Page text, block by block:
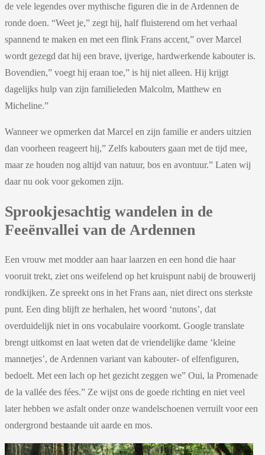
de vele legendes over mythische figuren die in de Ardennen de
ronde doen. “Weet je,” zegt hij, half fluisterend om het verhaal
spannend te maken en met een flink Frans accent,” over Marcel
wordt gezegd dat hij een brave, ijverige, hardwerkende kabouter is.
Bovendien,” voegt hij eraan toe,” is hij niet alleen. Hij krijgt
dagelijks hulp van zijn familieleden Malcolm, Matthew en
Micheline.”
Wanneer we opmerken dat Marcel en zijn familie er anders uitzien
dan voorheen reageert hij,” Zelfs kabouters gaan met de tijd mee,
maar ze houden nog altijd van natuur, bos en avontuur.” Laten wij
daar nu ook voor gekomen zijn.
Sprookjesachtig wandelen in de
Feeënvallei van de Ardennen
Een vrouw met modder aan haar laarzen en een hond die haar
vooruit trekt, ziet ons weifelend op het kruispunt nabij de brouwerij
rondkijken. Ze spreekt ons in het Frans aan, niet direct ons sterkste
punt. Een ding blijft ze herhalen, het woord ‘nutons’, dat
overduidelijk niet in ons vocabulaire voorkomt. Google translate
brengt uitkomst en laat weten dat de vriendelijke dame ‘kleine
mannetjes’, de Ardennen variant van kabouter- of elfenfiguren,
bedoelt. Met een lach op het gezicht zeggen we” Oui, la Promenade
de la vallée des fées.” Ze wijst ons de goede richting en niet veel
later hebben we asfalt onder onze wandelschoenen verruilt voor een
ondergrond bestaande uit aarde en mos.